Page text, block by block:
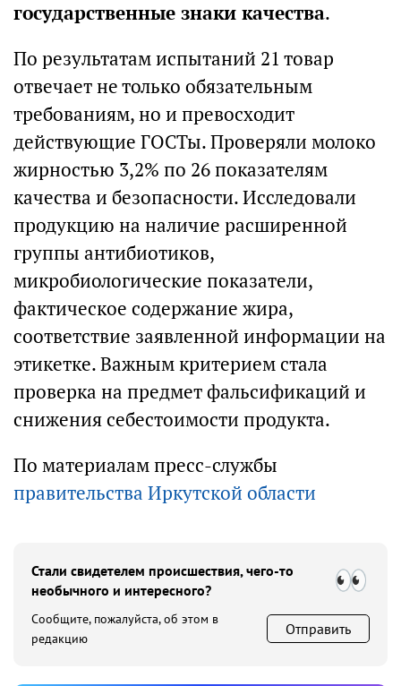
государственные знаки качества.
По результатам испытаний 21 товар
отвечает не только обязательным
требованиям, но и превосходит
действующие ГОСТы. Проверяли молоко
жирностью 3,2% по 26 показателям
качества и безопасности. Исследовали
продукцию на наличие расширенной
группы антибиотиков,
микробиологические показатели,
фактическое содержание жира,
соответствие заявленной информации на
этикетке. Важным критерием стала
проверка на предмет фальсификаций и
снижения себестоимости продукта.
По материалам пресс-службы
правительства Иркутской области
Стали свидетелем происшествия, чего-то
необычного и интересного?
Сообщите, пожалуйста, об этом в
редакцию
Отправить